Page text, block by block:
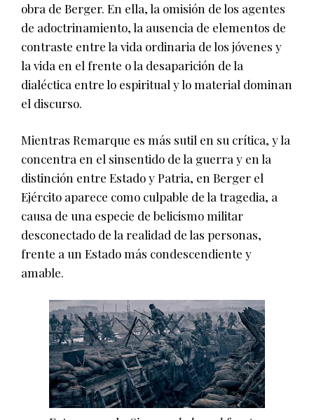
obra de Berger. En ella, la omisión de los agentes
de adoctrinamiento, la ausencia de elementos de
contraste entre la vida ordinaria de los jóvenes y
la vida en el frente o la desaparición de la
dialéctica entre lo espiritual y lo material dominan
el discurso.
Mientras Remarque es más sutil en su crítica, y la
concentra en el sinsentido de la guerra y en la
distinción entre Estado y Patria, en Berger el
Ejército aparece como culpable de la tragedia, a
causa de una especie de belicismo militar
desconectado de la realidad de las personas,
frente a un Estado más condescendiente y
amable.